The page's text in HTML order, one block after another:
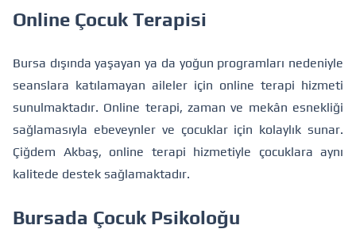
Online Çocuk Terapisi
Bursa dışında yaşayan ya da yoğun programları nedeniyle
seanslara katılamayan aileler için online terapi hizmeti
sunulmaktadır. Online terapi, zaman ve mekân esnekliği
sağlamasıyla ebeveynler ve çocuklar için kolaylık sunar.
Çiğdem Akbaş, online terapi hizmetiyle çocuklara aynı
kalitede destek sağlamaktadır.
Bursada Çocuk Psikoloğu